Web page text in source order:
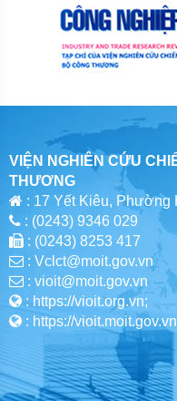
VIỆN NGHIÊN CỨU
THƯƠNG
: 17 Yết Kiêu, Phường
: (0243) 9346 029
: (0243) 8253 417
: Vclct@moit.gov.vn
: vioit@moit.gov.vn
: https://vioit.org.vn;
: https://vioit.moit.gov.vn